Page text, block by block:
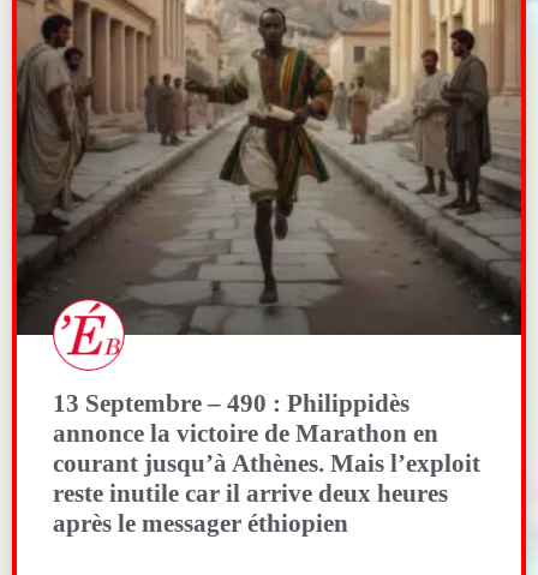
13 Septembre – 490 : Philippidès
annonce la victoire de Marathon en
courant jusqu’à Athènes. Mais l’exploit
reste inutile car il arrive deux heures
après le messager éthiopien